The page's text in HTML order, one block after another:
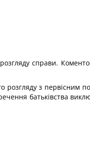
справи.
з первісним
батьківства